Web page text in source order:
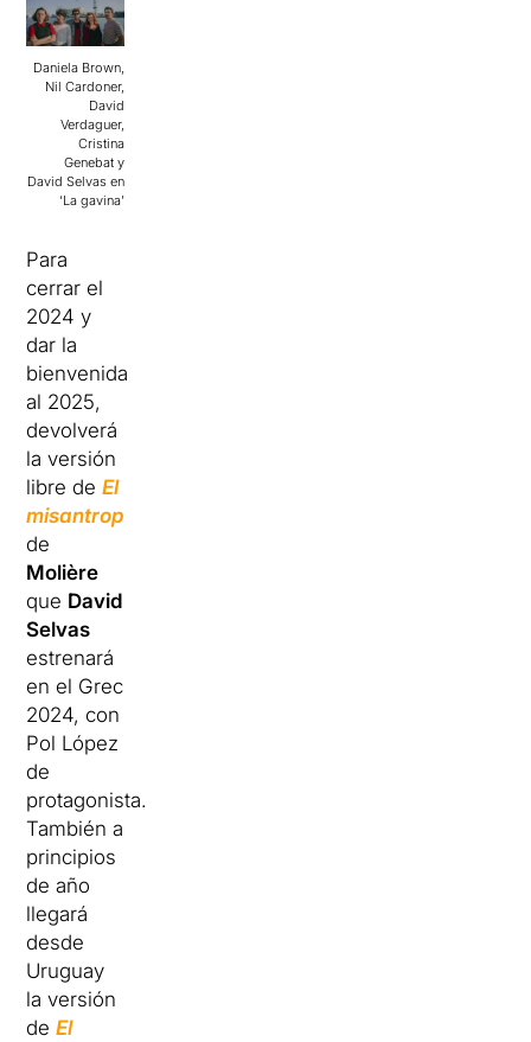
Daniela Brown,
Nil Cardoner,
David
Verdaguer,
Cristina
Genebat y
David Selvas en
‘La gavina’
Para
cerrar el
2024 y
dar la
bienvenida
al 2025,
devolverá
la versión
libre deEl
misantrop
de
Molière
que David
Selvas
estrenará
en el Grec
2024, con
Pol López
de
protagonista.
También a
principios
de año
llegará
desde
Uruguay
la versión
deEl